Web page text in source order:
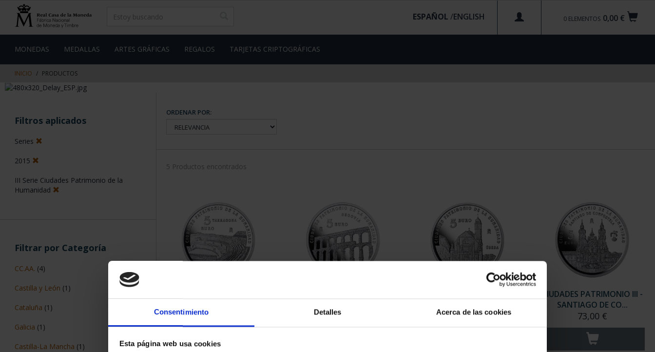
Consentimiento Detalles Acerca de las cookies
Esta página web usa cookies
contenido
de
0,00 €
0 ELEMENTOS
ESPAÑOL /
MONEDAS MEDALLAS ARTES GRÁFICAS REGALOS TARJETAS CRIPTOGRÁFICAS
INICIO PRODUCTOS
Filtros aplicados
Series
2015
III Serie Ciudades Patrimonio de la
Humanidad
Filtrar por Categoría
CC.AA. (4)
Castilla y León (1)
Cataluña (1)
Galicia (1)
Castilla-La Mancha (1)
ORDENAR POR:
5 Productos encontrados
73,00 € 73,00 € 73,00 €
CIUDADES PATRIMONIO III -
SANTIAGO DE CO...
73,00 €